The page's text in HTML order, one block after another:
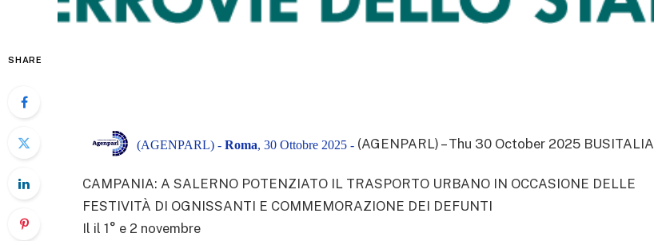
SHARE
(AGENPARL) - Roma, 30 Ottobre 2025 - (AGENPARL) – Thu 30 October 2025 BUSITALIA
CAMPANIA: A SALERNO POTENZIATO IL TRASPORTO URBANO IN OCCASIONE DELLE
FESTIVITÀ DI OGNISSANTI E COMMEMORAZIONE DEI DEFUNTI
Il il 1° e 2 novembre